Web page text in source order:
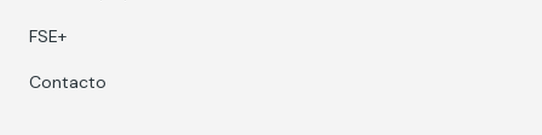
FSE+
Contacto